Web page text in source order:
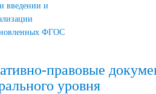
введении и
ФГОС
правовые
уровня